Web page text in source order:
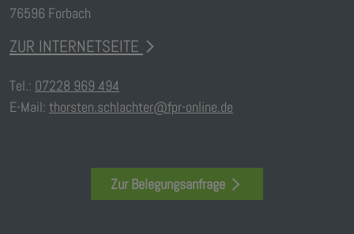
76596 Forbach
ZUR INTERNETSEITE
Tel.: 07228 969 494
E-Mail: thorsten.schlachter@fpr-online.de
Zur Belegungsanfrage